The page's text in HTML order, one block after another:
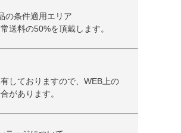
の条件適用エリア
送料の50%を頂戴します。
しておりますので、WEB上の
があります。